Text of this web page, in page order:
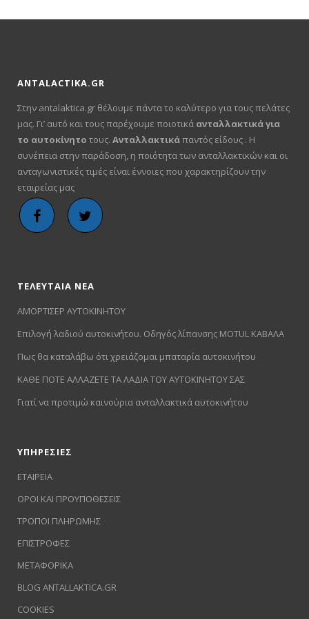
ANTALACTIKA.GR
Στην antalaktica.gr θέλουμε πάντα το καλύτερο για τους πελάτες
μας. Γι’ αυτό και τους παρέχουμε ποιοτικά ανταλλακτικά για
το αυτοκίνητο τους. Ανταλλακτικάπαντός είδους . Η
συνέπεια στην παράδοση, η ποιότητα των ανταλλακτικών και οι
ανταγωνιστικές τιμές είναι έννοιες που χαρακτηρίζουν την
εταιρείας μας
ΤΕΛΕΥΤΑΙΑ ΝΕΑ
ΑΜΟΡΤΙΣΕΡ ΑΥΤΟΚΙΝΗΤΟΥ
Επιλογή λαδιού αυτοκινήτου. Οδηγός λίπανσης MOTUL ΚΑΒΑΛΑ
Πως θα καταλάβω ότι χρειάζομαι μπαταρία αυτοκινήτου
ΚΑΘΕ ΠΟΤΕ ΑΛΛΑΖΕΤΕ ΤΑ ΛΑΔΙΑ ΤΟΥ ΑΥΤΟΚΙΝΗΤΟΥ ΣΑΣ
Γιατί να προτιμώ καινούρια ανταλλακτικά αυτοκινήτου
ΥΠΗΡΕΣΙΕΣ
ΕΤΑΙΡΕΙΑ
ΟΡΟΙ ΚΑΙ ΠΡΟΥΠΟΘΕΣΕΙΣ
ΤΡΟΠΟΙ ΠΛΗΡΩΜΗΣ
ΕΠΙΣΤΡΟΦΕΣ
ΜΕΤΑΦΟΡΙΚΑ
BLOG ANTALLAKTICA.GR
COOKIES